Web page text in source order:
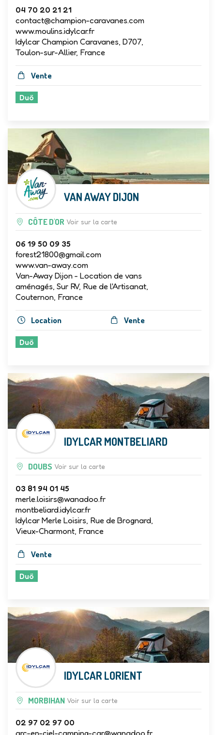
04 70 20 21 21
contact@champion-caravanes.com
www.moulins.idylcar.fr
Idylcar Champion Caravanes, D707,
Toulon-sur-Allier, France
Vente
Duö
VAN AWAY DIJON
CÔTE D'OR Voir sur la carte
06 19 50 09 35
forest21800@gmail.com
www.van-away.com
Van-Away Dijon - Location de vans
aménagés, Sur RV, Rue de l'Artisanat,
Couternon, France
Location Vente
Duö
IDYLCAR MONTBELIARD
DOUBS Voir sur la carte
03 81 94 01 45
merle.loisirs@wanadoo.fr
montbeliard.idylcar.fr
Idylcar Merle Loisirs, Rue de Brognard,
Vieux-Charmont, France
Vente
Duö
IDYLCAR LORIENT
MORBIHAN Voir sur la carte
02 97 02 97 00
arc-en-ciel-camping-car@wanadoo.fr